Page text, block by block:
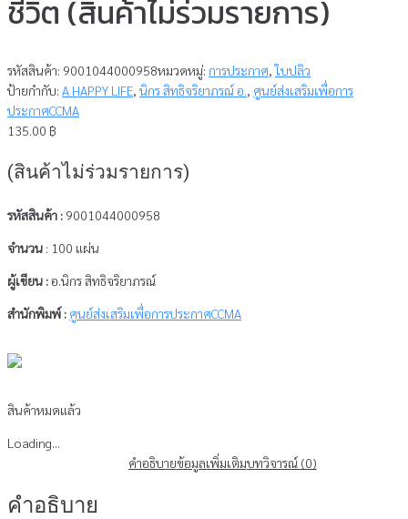
ชีวิต (สินค้าไม่ร่วมรายการ)
รหัสสินค้า: 9001044000958หมวดหมู่: การประกาศ,ใบปลิว
ป้ายกำกับ: A HAPPY LIFE, นิกร สิทธิจริยาภรณ์ อ., ศูนย์ส่งเสริมเพื่อการ
ประกาศCCMA
135.00 ฿
(สินค้าไม่ร่วมรายการ)
รหัสสินค้า : 9001044000958
จำนวน : 100 แผ่น
ผู้เขียน :อ.นิกร สิทธิจริยาภรณ์
สำนักพิมพ์ : ศูนย์ส่งเสริมเพื่อการประกาศCCMA
สินค้าหมดแล้ว
Loading...
คำอธิบายข้อมูลเพิ่มเติมบทวิจารณ์ (0)
คำอธิบาย